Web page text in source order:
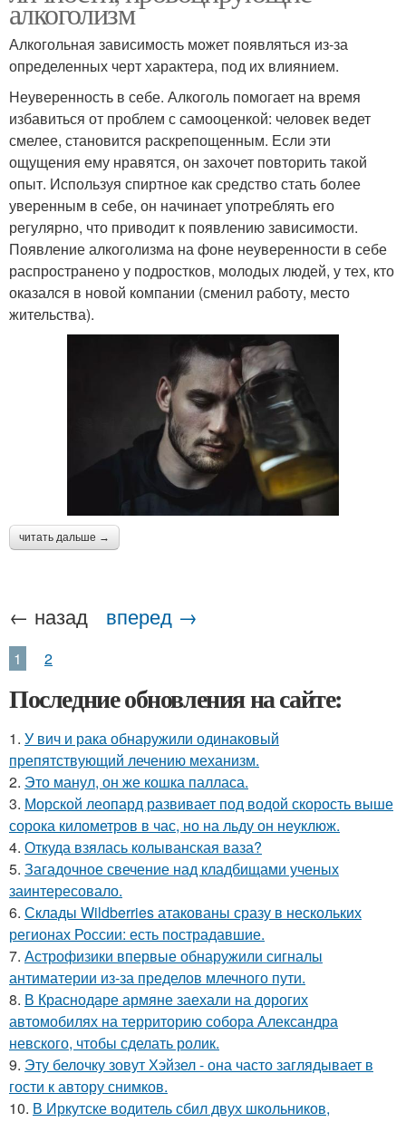
алкоголизм
Алкогольная зависимость может появляться из-за
определенных черт характера, под их влиянием.
Неуверенность в себе. Алкоголь помогает на время
избавиться от проблем с самооценкой: человек ведет
смелее, становится раскрепощенным. Если эти
ощущения ему нравятся, он захочет повторить такой
опыт. Используя спиртное как средство стать более
уверенным в себе, он начинает употреблять его
регулярно, что приводит к появлению зависимости.
Появление алкоголизма на фоне неуверенности в себе
распространено у подростков, молодых людей, у тех, кто
оказался в новой компании (сменил работу, место
жительства).
читать дальше →
← назад вперед →
1 2
Последние обновления на сайте:
1. У вич и рака обнаружили одинаковый
препятствующий лечению механизм.
2. Это манул, он же кошка палласа.
3. Морской леопард развивает под водой скорость выше
сорока километров в час, но на льду он неуклюж.
4. Откуда взялась колыванская ваза?
5. Загадочное свечение над кладбищами ученых
заинтересовало.
6. Склады Wildberries атакованы сразу в нескольких
регионах России: есть пострадавшие.
7. Астрофизики впервые обнаружили сигналы
антиматерии из-за пределов млечного пути.
8. В Краснодаре армяне заехали на дорогих
автомобилях на территорию собора Александра
невского, чтобы сделать ролик.
9. Эту белочку зовут Хэйзел - она часто заглядывает в
гости к автору снимков.
10. В Иркутске водитель сбил двух школьников,